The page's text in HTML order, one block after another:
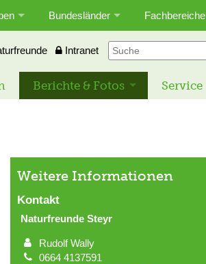
Bundesländer Fachbereiche
Intranet
Berichte & Fotos Service
Weitere Informationen
Kontakt
Naturfreunde Steyr
Rudolf Wally
0664 4137591